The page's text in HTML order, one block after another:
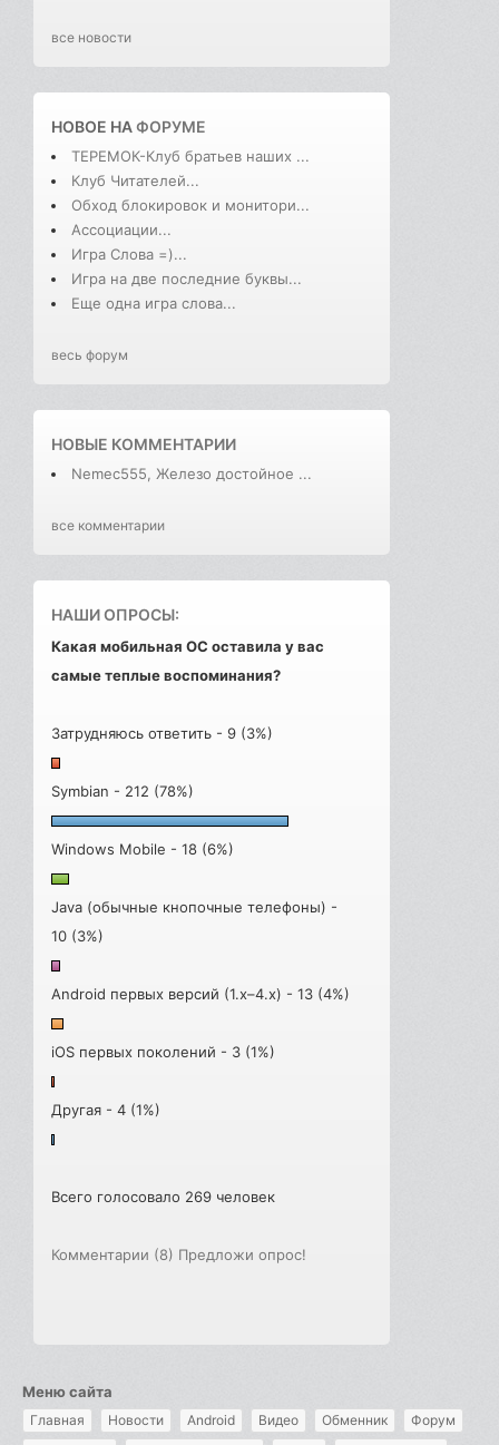
все новости
НОВОЕ НАФОРУМЕ
ТЕРЕМОК-Клуб братьев наших ...
Клуб Читателей...
Обход блокировок и монитори...
Ассоциации...
Игра Слова =)...
Игра на две последние буквы...
Еще одна игра слова...
весь форум
НОВЫЕ КОММЕНТАРИИ
Nemec555, Железо достойное ...
все комментарии
НАШИ ОПРОСЫ:
Какая мобильная ОС оставила у вас
самые теплые воспоминания?
Затрудняюсь ответить - 9 (3%)
Symbian - 212 (78%)
Windows Mobile - 18 (6%)
Java (обычные кнопочные телефоны) -
10 (3%)
Android первых версий (1.x–4.x) - 13 (4%)
iOS первых поколений - 3 (1%)
Другая - 4 (1%)
Всего голосовало 269 человек
Комментарии (8) Предложи опрос!
Меню сайта
Главная Новости Android Видео Обменник
Форум